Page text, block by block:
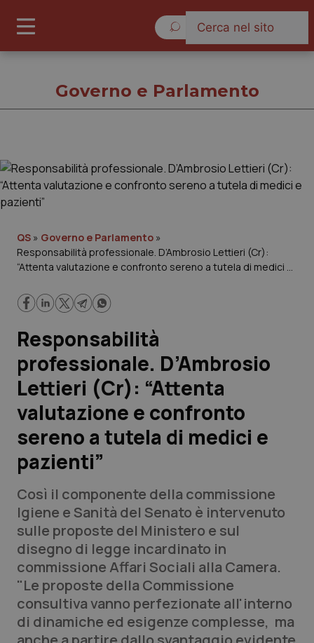
Cronache
Governo e Parlamento
Regioni e Asl
Lavoro e Professioni
Scienza e Farmaci
Studi e Analisi
Lettere al direttore
Edizioni Regionali
QS Pro
Professionisti Sanitari.AI
Abruzzo
Basilicata
Calabria
QS Pro Gold
Artrite & artrosi
Asma & BPCO
QS Club
Governo e Parlamento
QS » Governo e Parlamento »
Responsabilità professionale. D’Ambrosio Lettieri (Cr):
“Attenta valutazione e confronto sereno a tutela di medici e
Responsabilità
professionale. D’Ambrosio
Lettieri (Cr): “Attenta
valutazione e confronto
sereno a tutela di medici e
pazienti”
Così il componente della commissione
Igiene e Sanità del Senato è intervenuto
sulle proposte del Ministero e sul
disegno di legge incardinato in
commissione Affari Sociali alla Camera.
"Le proposte della Commissione
consultiva vanno perfezionate all'interno
di dinamiche ed esigenze complesse, ma